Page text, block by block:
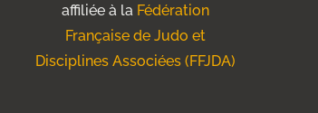
affiliée à la Fédération
Française de Judo et
Disciplines Associées (FFJDA)